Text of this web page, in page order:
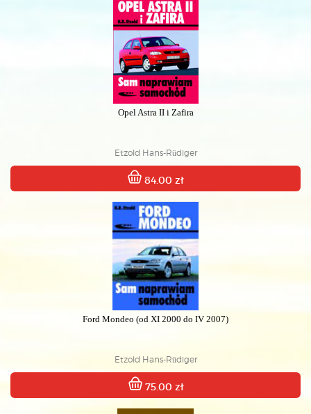
Opel Astra II i Zafira
Etzold Hans-Rüdiger
84.00 zł
Ford Mondeo (od XI 2000 do IV 2007)
Etzold Hans-Rüdiger
75.00 zł